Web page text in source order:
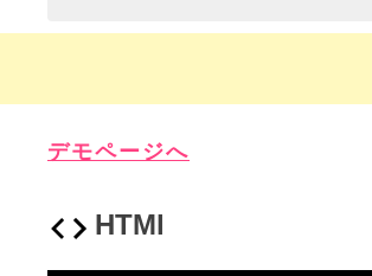
デモページへ
HTMl